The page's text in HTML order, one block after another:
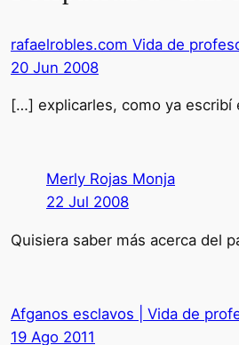
rafaelrobles.com Vida de
20 Jun 2008
[…] explicarles, como ya
Merly Rojas Monja
22 Jul 2008
Quisiera saber más acerca del
Afganos esclavos | Vida de
19 Ago 2011